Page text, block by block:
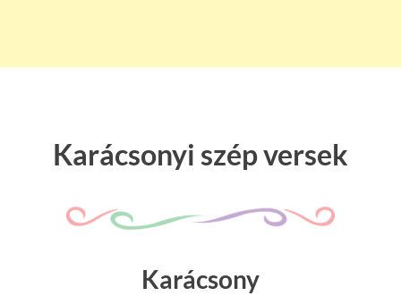
Karácsonyi szép versek
Karácsony